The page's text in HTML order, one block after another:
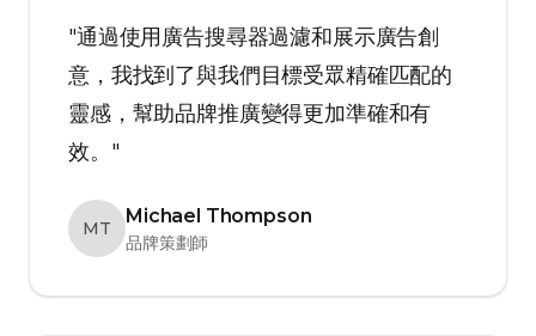
"通過使用廣告搜尋器過濾和展示廣告創
意，我找到了與我們目標受眾精確匹配的
靈感，幫助品牌推廣變得更加準確和有
效。"
MT
Michael Thompson
品牌策劃師